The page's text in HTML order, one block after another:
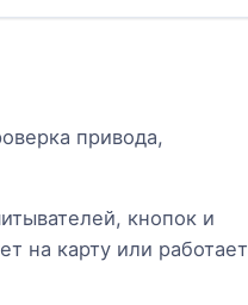
привода,
кнопок и
на карту или работает